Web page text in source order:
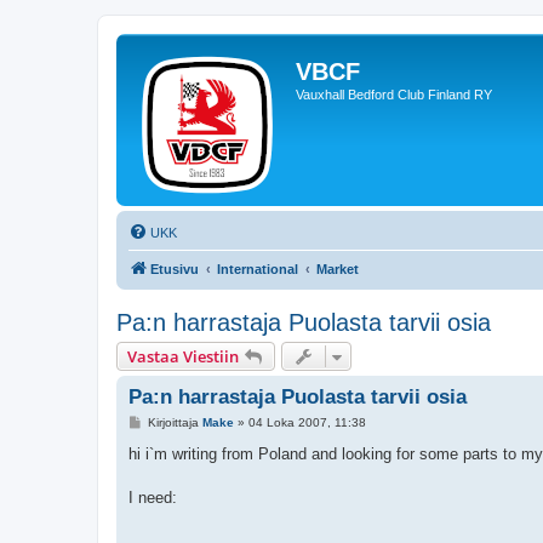
VBCF
Vauxhall Bedford Club Finland RY
UKK
Etusivu International Market
Pa:n harrastaja Puolasta tarvii osia
Vastaa Viestiin
Pa:n harrastaja Puolasta tarvii osia
V
e
i
Kirjoittaja Make» 04 Loka 2007, 11:38
hi i`m writing from Poland and looking for some parts to
I need: